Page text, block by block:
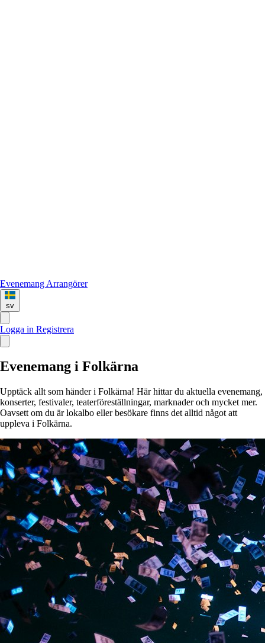
Evenemang Arrangörer
sv
Logga in Registrera
Evenemang i Folkärna
Upptäck allt som händer i Folkärna! Här hittar du aktuella evenemang,
konserter, festivaler, teaterföreställningar, marknader och mycket mer.
Oavsett om du är lokalbo eller besökare finns det alltid något att
uppleva i Folkärna.